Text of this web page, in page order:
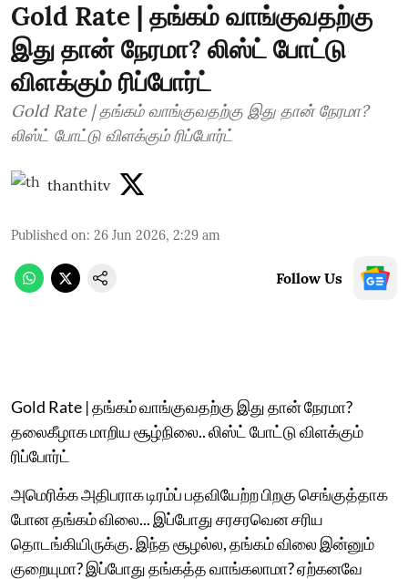
Gold Rate | தங்கம் வாங்குவதற்கு
இது தான் நேரமா? லிஸ்ட் போட்டு
விளக்கும் ரிப்போர்ட்
Gold Rate | தங்கம் வாங்குவதற்கு இது தான் நேரமா?
லிஸ்ட் போட்டு விளக்கும் ரிப்போர்ட்
thanthitv
Published on: 26 Jun 2026, 2:29 am
Follow Us
Gold Rate | தங்கம் வாங்குவதற்கு இது தான் நேரமா?
தலைகீழாக மாறிய சூழ்நிலை.. லிஸ்ட் போட்டு விளக்கும்
ரிப்போர்ட்
அமெரிக்க அதிபராக டிரம்ப் பதவியேற்ற பிறகு செங்குத்தாக
போன தங்கம் விலை... இப்போது சரசரவென சரிய
தொடங்கியிருக்கு. இந்த சூழல்ல, தங்கம் விலை இன்னும்
குறையுமா? இப்போது தங்கத்த வாங்கலாமா? ஏற்கனவே